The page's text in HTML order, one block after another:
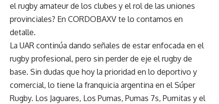
el rugby amateur de los clubes y el rol de las uniones
provinciales? En CORDOBAXV te lo contamos en
detalle.
La UAR continúa dando señales de estar enfocada en el
rugby profesional, pero sin perder de eje el rugby de
base. Sin dudas que hoy la prioridad en lo deportivo y
comercial, lo tiene la franquicia argentina en el Súper
Rugby. Los Jaguares, Los Pumas, Pumas 7s, Pumitas y el